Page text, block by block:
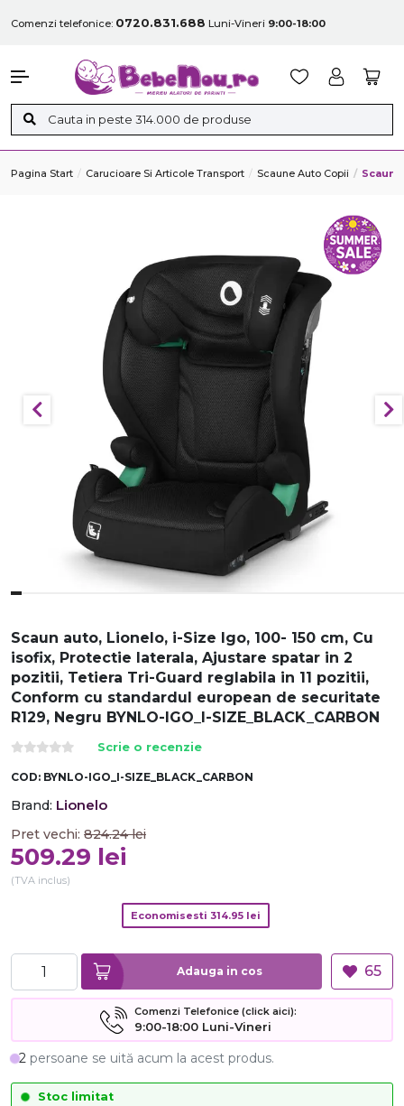
Comenzi telefonice: 0720.831.688 Luni-Vineri 9:00-18:00
Pagina Start Carucioare Si Articole Transport Scaune Auto Copii Scaun
Scaun auto, Lionelo, i-Size Igo, 100- 150 cm, Cu
isofix, Protectie laterala, Ajustare spatar in 2
pozitii, Tetiera Tri-Guard reglabila in 11 pozitii,
Conform cu standardul european de securitate
R129, Negru BYNLO-IGO_I-SIZE_BLACK_CARBON
Scrie o recenzie
COD: BYNLO-IGO_I-SIZE_BLACK_CARBON
Brand: Lionelo
Pret vechi: 824.24 lei
509.29 lei
(TVA inclus)
Economisesti 314.95lei
Adauga in cos 65
Comenzi Telefonice (click aici):
9:00-18:00 Luni-Vineri
2 persoane se uită acum la acest produs.
Stoc limitat